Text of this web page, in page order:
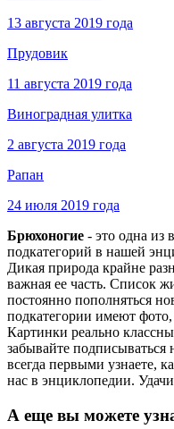
13 августа 2019 года
Прудовик
11 августа 2019 года
Виноградная улитка
2 августа 2019 года
Рапан
24 июля 2019 года
Брюхоногие - это одна из
подкатегорий в нашей
Дикая природа крайне
важная ее часть. Список
постоянно пополняться
подкатегории имеют
Картинки реально
забывайте подписываться
всегда первыми узнаете,
нас в энциклопедии.
А еще вы можете